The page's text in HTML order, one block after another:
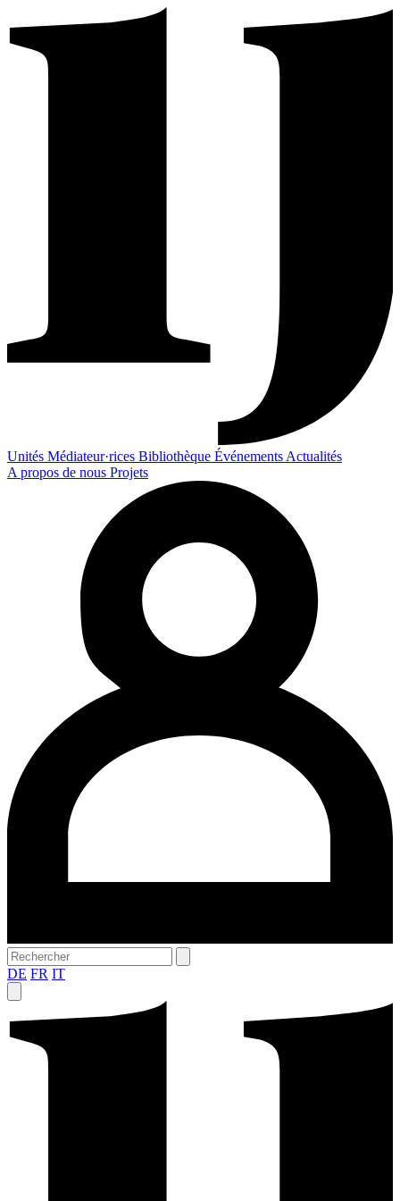
Unités Médiateur·rices Bibliothèque Événements Actualités
A propos de nous Projets
DE FR IT